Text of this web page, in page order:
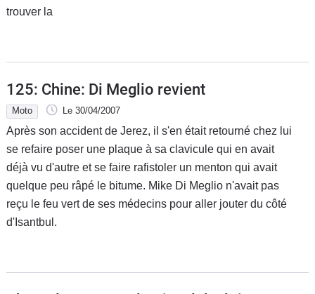
trouver la
125: Chine: Di Meglio revient
Moto Le 30/04/2007
Après son accident de Jerez, il s'en était retourné chez lui
se refaire poser une plaque à sa clavicule qui en avait
déjà vu d'autre et se faire rafistoler un menton qui avait
quelque peu râpé le bitume. Mike Di Meglio n'avait pas
reçu le feu vert de ses médecins pour aller jouter du côté
d'Isantbul.